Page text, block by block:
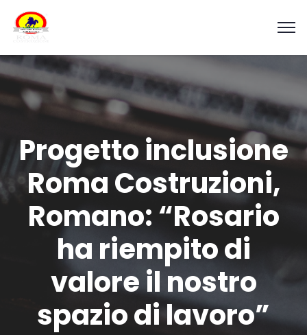
Progetto inclusione
Roma Costruzioni,
Romano: “Rosario
ha riempito di
valore il nostro
spazio di lavoro”